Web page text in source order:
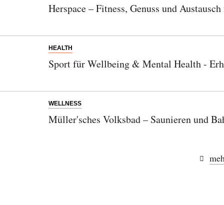
Herspace – Fitness, Genuss und
HEALTH
Sport für Wellbeing & Mental Health -
WELLNESS
Müller'sches Volksbad – Saunieren und